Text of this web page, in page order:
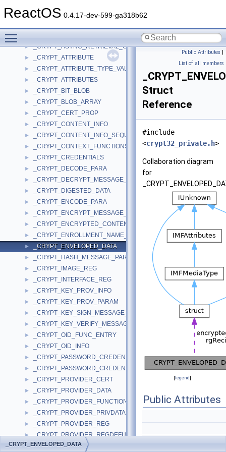
ReactOS 0.4.17-dev-599-ga318b62
► _CrtMemBlockHeader
► _CRYPT_ASYNC_RETRIEVAL_COMPLETION
► _CRYPT_ATTRIBUTE
► _CRYPT_ATTRIBUTE_TYPE_VALUE
► _CRYPT_ATTRIBUTES
► _CRYPT_BIT_BLOB
► _CRYPT_BLOB_ARRAY
► _CRYPT_CERT_PROP
► _CRYPT_CONTENT_INFO
► _CRYPT_CONTENT_INFO_SEQUENCE_OF_ANY
► _CRYPT_CONTEXT_FUNCTIONS
► _CRYPT_CREDENTIALS
► _CRYPT_DECODE_PARA
► _CRYPT_DECRYPT_MESSAGE_PARA
► _CRYPT_DIGESTED_DATA
► _CRYPT_ENCODE_PARA
► _CRYPT_ENCRYPT_MESSAGE_PARA
► _CRYPT_ENCRYPTED_CONTENT_INFO
► _CRYPT_ENROLLMENT_NAME_VALUE_PAIR
► _CRYPT_ENVELOPED_DATA
► _CRYPT_HASH_MESSAGE_PARA
► _CRYPT_IMAGE_REG
► _CRYPT_INTERFACE_REG
► _CRYPT_KEY_PROV_INFO
► _CRYPT_KEY_PROV_PARAM
► _CRYPT_KEY_SIGN_MESSAGE_PARA
► _CRYPT_KEY_VERIFY_MESSAGE_PARA
► _CRYPT_OID_FUNC_ENTRY
► _CRYPT_OID_INFO
► _CRYPT_PASSWORD_CREDENTIALSA
► _CRYPT_PASSWORD_CREDENTIALSW
► _CRYPT_PROVIDER_CERT
► _CRYPT_PROVIDER_DATA
► _CRYPT_PROVIDER_FUNCTIONS
► _CRYPT_PROVIDER_PRIVDATA
► _CRYPT_PROVIDER_REG
► _CRYPT_PROVIDER_REGDEFUSAGE
► _CRYPT_PROVIDER_SGNR
Public Attributes |
List of all members
Struct
Reference
#include
<crypt32_private.h>
Collaboration diagram
for
[legend]
Public Attributes
_CRYPT_ENVELOPED_DATA